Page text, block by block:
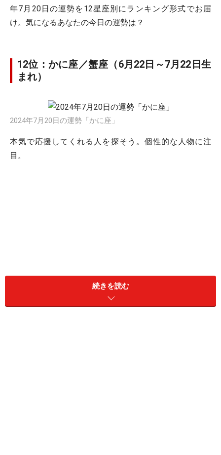
年7月20日の運勢を12星座別にランキング形式でお届
け。気になるあなたの今日の運勢は？
12位：かに座／蟹座（6月22日～7月22日生
まれ）
2024年7月20日の運勢「かに座」
本気で応援してくれる人を探そう。個性的な人物に注
目。
続きを読む